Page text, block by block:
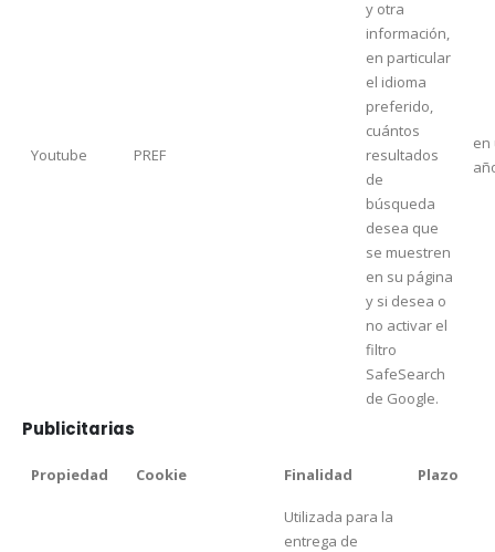
Youtube PREF
y otra
información,
en particular
el idioma
preferido,
cuántos
resultados
de
búsqueda
desea que
se muestren
en su página
y si desea o
no activar el
filtro
SafeSearch
de Google.
en
Publicitarias
Propiedad Cookie Finalidad Plazo
Utilizada para la
entrega de